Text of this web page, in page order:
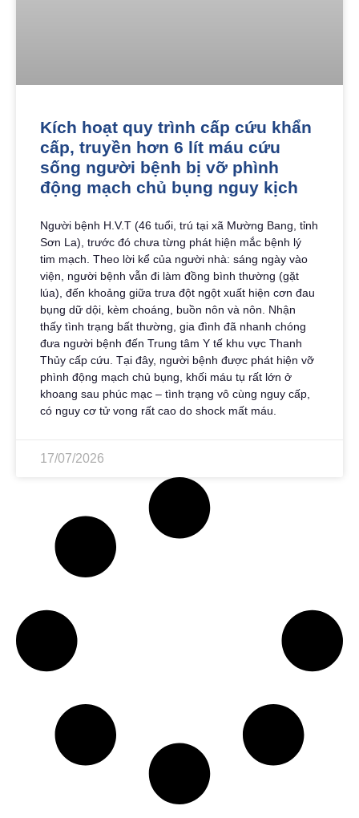
Kích hoạt quy trình cấp cứu khẩn
cấp, truyền hơn 6 lít máu cứu
sống người bệnh bị vỡ phình
động mạch chủ bụng nguy kịch
Người bệnh H.V.T (46 tuổi, trú tại xã Mường Bang, tỉnh
Sơn La), trước đó chưa từng phát hiện mắc bệnh lý
tim mạch. Theo lời kể của người nhà: sáng ngày vào
viện, người bệnh vẫn đi làm đồng bình thường (gặt
lúa), đến khoảng giữa trưa đột ngột xuất hiện cơn đau
bụng dữ dội, kèm choáng, buồn nôn và nôn. Nhận
thấy tình trạng bất thường, gia đình đã nhanh chóng
đưa người bệnh đến Trung tâm Y tế khu vực Thanh
Thủy cấp cứu. Tại đây, người bệnh được phát hiện vỡ
phình động mạch chủ bụng, khối máu tụ rất lớn ở
khoang sau phúc mạc – tình trạng vô cùng nguy cấp,
có nguy cơ tử vong rất cao do shock mất máu.
17/07/2026